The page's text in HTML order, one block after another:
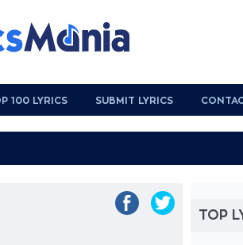
100 LYRICS SUBMIT LYRICS
TOP